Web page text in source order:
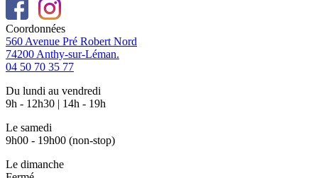
Coordonnées
560 Avenue Pré Robert Nord
74200 Anthy-sur-Léman.
04 50 70 35 77
Du lundi au vendredi
9h - 12h30 | 14h - 19h
Le samedi
9h00 - 19h00 (non-stop)
Le dimanche